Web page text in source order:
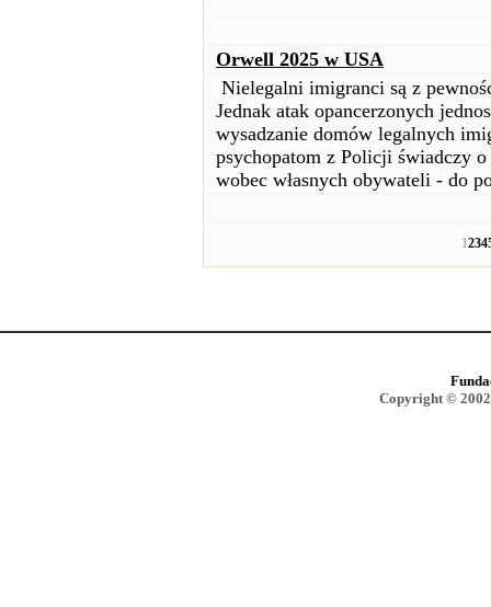
Orwell 2025 w USA
Nielegalni imigranci są z
Jednak atak opancerzonych
wysadzanie domów legalnych
psychopatom z Policji świadczy
wobec własnych obywateli - do
1234
Copyright ©